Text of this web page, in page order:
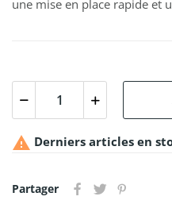
une mise en place rapide et
 Derniers articles en
Partager